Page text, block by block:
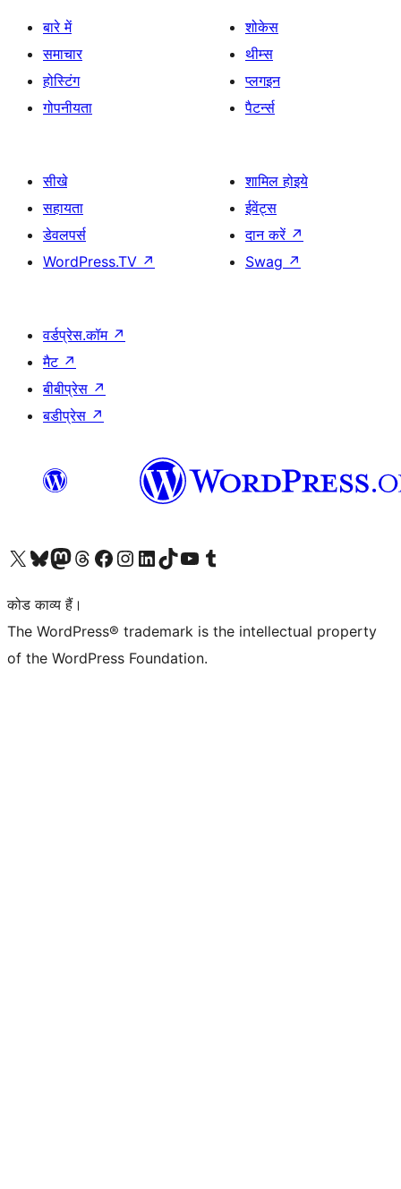
बारे में
समाचार
होस्टिंग
गोपनीयता
शोकेस
थीम्स
प्लगइन
पैटर्न्स
सीखे
सहायता
डेवलपर्स
WordPress.TV ↗
शामिल होइये
ईवेंट्स
दान करें ↗
Swag ↗
वर्डप्रेस.कॉम ↗
मैट ↗
बीबीप्रेस ↗
बडीप्रेस ↗
Visit our X (formerly Twitter) account
हमारे बलुस्की खाते पर जाएँVisit our Mastodon account
हमारे थ्रेड्स अकाउंट पर जाएंहमारे फेसबुक पेज पर जाएँहमारे इंस्टाग्राम अकाउंट पर जाएंहमारे लिंक्डइन खाते पर जाएँहमारे टिकटॉक खाते पर जाएँहमारे यूट्यूब चैनल पर जाएंहमारे Tumblr खाते पर जाएँ
कोड काव्य हैं।
The WordPress® trademark is the intellectual property
of the WordPress Foundation.